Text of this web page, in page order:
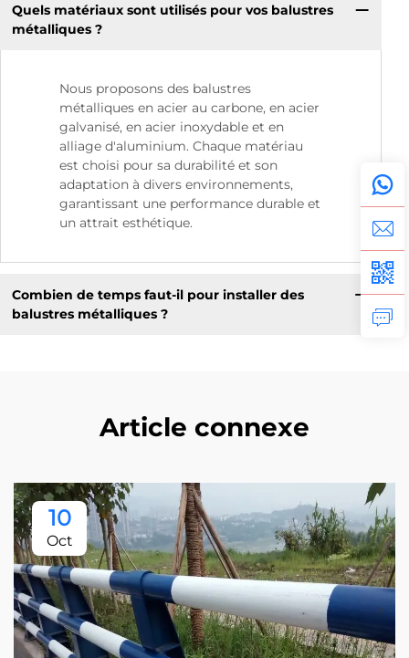
Quels matériaux sont utilisés pour vos balustres
métalliques ?
Nous proposons des balustres
métalliques en acier au carbone, en acier
galvanisé, en acier inoxydable et en
alliage d'aluminium. Chaque matériau
est choisi pour sa durabilité et son
adaptation à divers environnements,
garantissant une performance durable et
un attrait esthétique.
Combien de temps faut-il pour installer des
balustres métalliques ?
Article connexe
10
Oct